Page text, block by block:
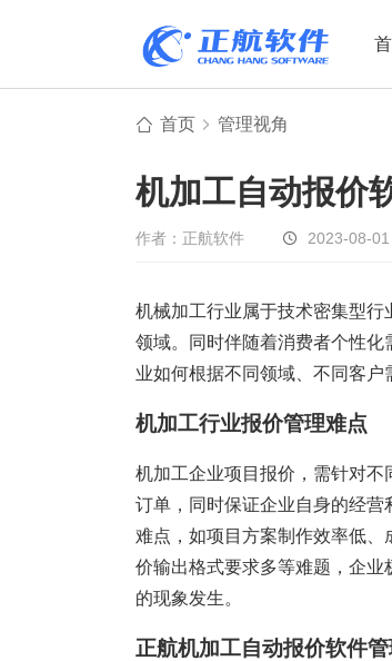
设备制造
非标自动化
电子制造
装备制造
机械行业
五金行业
PCB行业
塑胶加工
智能制造
首页 管理视角
机加工自动报价
作者：正航软件 2023-08-01
机械加工行业属于技术密集型
领域。同时伴随着消费者个性
业如何根据不同领域、不同客户
机加工行业报价管理难点
机加工企业项目报价，需针对
订单，同时保证企业自身的经
难点，如项目方案制作效率低
价输出格式要求多等难题，企
的现象发生。
正航机加工自动报价软件